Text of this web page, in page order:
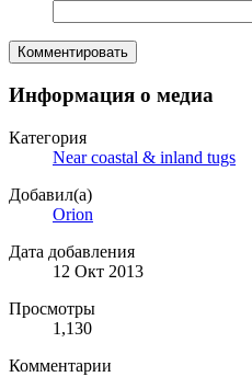
Комментировать
Информация о медиа
Категория
Near coastal & inland tugs
Добавил(а)
Orion
Дата добавления
12 Окт 2013
Просмотры
1,130
Комментарии